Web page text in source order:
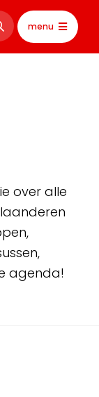
menu
over alle
agenda!